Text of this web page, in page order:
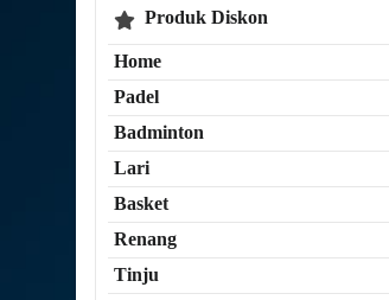
Produk Diskon
Home
Padel
Badminton
Lari
Basket
Renang
Tinju